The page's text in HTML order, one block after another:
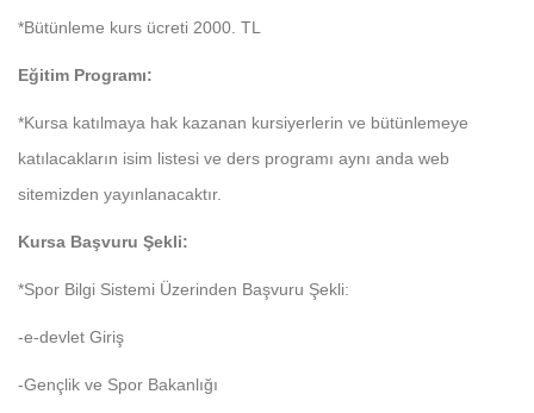
*Bütünleme kurs ücreti 2000. TL
Eğitim Programı:
*Kursa katılmaya hak kazanan kursiyerlerin ve bütünlemeye
katılacakların isim listesi ve ders programı aynı anda web
sitemizden yayınlanacaktır.
Kursa Başvuru Şekli:
*Spor Bilgi Sistemi Üzerinden Başvuru Şekli:
-e-devlet Giriş
-Gençlik ve Spor Bakanlığı